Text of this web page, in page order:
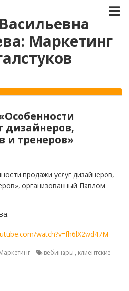
Маркетинг
дизайнеров,
и тренеров»
продажи услуг дизайнеров,
организованный Павлом
watch?v=fh6lX2wd47M
Маркетинг вебинары , клиентские